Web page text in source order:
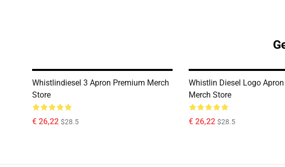
Whistlindiesel 3 Apron Premium Merch
Store
€ 26,22 $28.5
Whistlin Diesel Logo
Merch Store
€ 26,22 $28.5